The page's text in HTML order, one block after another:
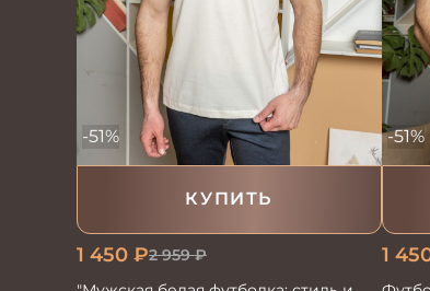
КУПИТЬ
-51%
1 450 ₽2 959₽
-51%
1